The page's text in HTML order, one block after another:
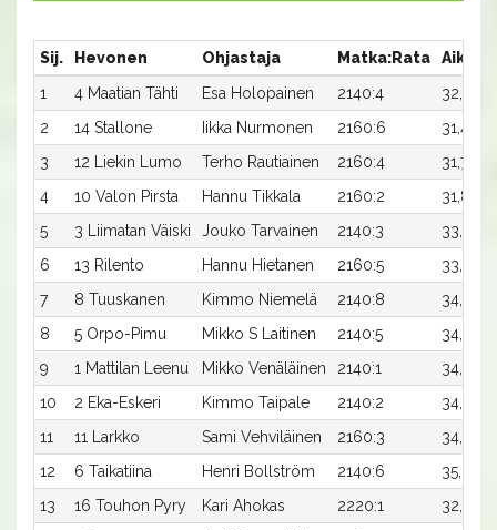
Sij. Hevonen Ohjastaja Matka:Rata Aika
1
4 Maatian Tähti Esa Holopainen 2140:4 32,2
2
14 Stallone Iikka Nurmonen 2160:6 31,4
3
12 Liekin Lumo Terho Rautiainen 2160:4 31,7
4
10 Valon Pirsta Hannu Tikkala 2160:2 31,8
5
3 Liimatan Väiski Jouko Tarvainen 2140:3 33,0
6
13 Rilento Hannu Hietanen 2160:5 33,5
7
8 Tuuskanen Kimmo Niemelä 2140:8 34,4
8
5 Orpo-Pimu Mikko S Laitinen 2140:5 34,6
9
1 Mattilan Leenu Mikko Venäläinen 2140:1 34,6
10
2 Eka-Eskeri Kimmo Taipale 2140:2 34,6
11
11 Larkko Sami Vehviläinen 2160:3 34,1x
12
6 Taikatiina Henri Bollström 2140:6 35,0x
13
16 Touhon Pyry Kari Ahokas 2220:1 32,9x